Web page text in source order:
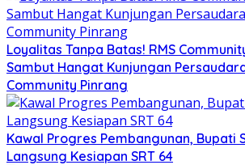
Loyalitas Tanpa Batas! RMS
Sambut Hangat Kunjungan
Community Pinrang
Kawal Progres Pembangunan, Bupati
Langsung Kesiapan SRT 64